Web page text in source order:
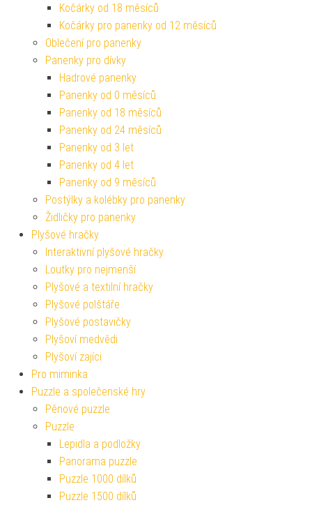
Kočárky od 18 měsíců
Kočárky pro panenky od 12 měsíců
Oblečení pro panenky
Panenky pro dívky
Hadrové panenky
Panenky od 0 měsíců
Panenky od 18 měsíců
Panenky od 24 měsíců
Panenky od 3 let
Panenky od 4 let
Panenky od 9 měsíců
Postýlky a kolébky pro panenky
Židličky pro panenky
Plyšové hračky
Interaktivní plyšové hračky
Loutky pro nejmenší
Plyšové a textilní hračky
Plyšové polštáře
Plyšové postavičky
Plyšoví medvědi
Plyšoví zajíci
Pro miminka
Puzzle a společenské hry
Pěnové puzzle
Puzzle
Lepidla a podložky
Panorama puzzle
Puzzle 1000 dílků
Puzzle 1500 dílků